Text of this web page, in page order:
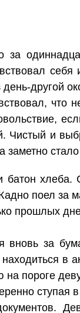
другой
что
Чистый и
заметно
хлеба.
поел за
прошлых
вновь за
в
на пороге
ступая в